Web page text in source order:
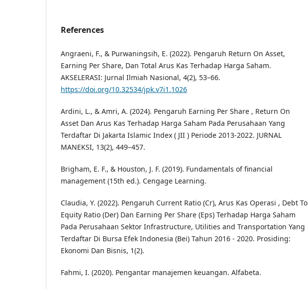
References
Angraeni, F., & Purwaningsih, E. (2022). Pengaruh Return On Asset,
Earning Per Share, Dan Total Arus Kas Terhadap Harga Saham.
AKSELERASI: Jurnal Ilmiah Nasional, 4(2), 53–66.
https://doi.org/10.32534/jpk.v7i1.1026
Ardini, L., & Amri, A. (2024). Pengaruh Earning Per Share , Return On
Asset Dan Arus Kas Terhadap Harga Saham Pada Perusahaan Yang
Terdaftar Di Jakarta Islamic Index ( JII ) Periode 2013-2022. JURNAL
MANEKSI, 13(2), 449–457.
Brigham, E. F., & Houston, J. F. (2019). Fundamentals of financial
management (15th ed.). Cengage Learning.
Claudia, Y. (2022). Pengaruh Current Ratio (Cr), Arus Kas Operasi , Debt To
Equity Ratio (Der) Dan Earning Per Share (Eps) Terhadap Harga Saham
Pada Perusahaan Sektor Infrastructure, Utilities and Transportation Yang
Terdaftar Di Bursa Efek Indonesia (Bei) Tahun 2016 - 2020. Prosiding:
Ekonomi Dan Bisnis, 1(2).
Fahmi, I. (2020). Pengantar manajemen keuangan. Alfabeta.